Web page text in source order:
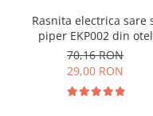
Rasnita electrica sare
piper EKP002 din otel
inoxidabil cu camere
depozitare
70,16 RON
29,00 RON